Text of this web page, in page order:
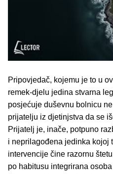
Pripovjedač, kojemu je to u
remek-djelu jedina stvarna
posjećuje duševnu bolnicu
prijatelju iz djetinjstva da se
Prijatelj je, inače, potpuno
i neprilagođena jedinka kojoj
intervencije čine razornu
po habitusu integrirana